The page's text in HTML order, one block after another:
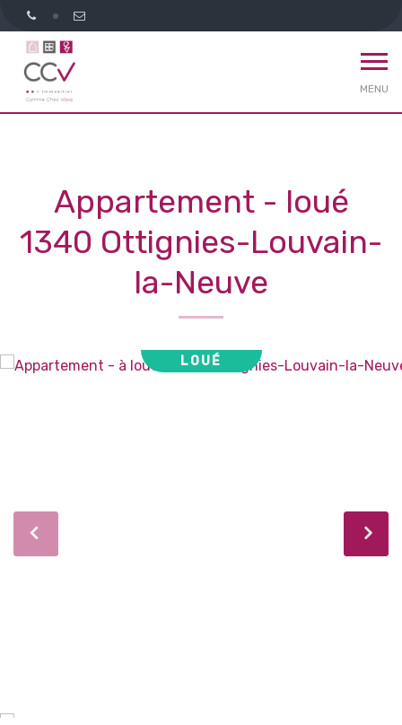
MENU
Appartement - loué
1340 Ottignies-Louvain-
la-Neuve
LOUÉ